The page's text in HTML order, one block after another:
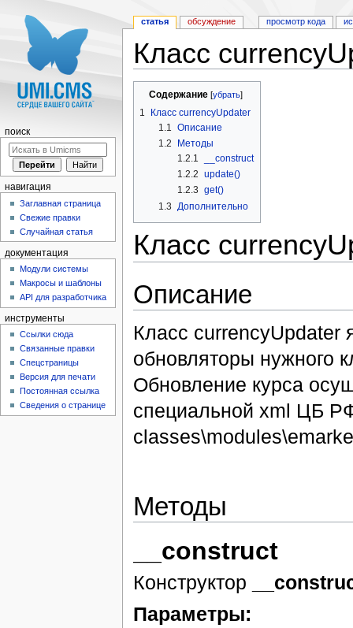
Класс
Содержание[убрать]
1
Класс currencyUpdater
1.1
Описание
1.2
Методы
1.2.1
__construct
1.2.2 update()
1.2.3 get()
1.3
Дополнительно
Класс
Описание
Класс currencyUpdater
обновляторы нужного
Обновление курса
специальной xml ЦБ
Методы
__construct
Конструктор
Параметры:
статья обсуждение просмотр кода
поиск
навигация
Заглавная страница
Свежие правки
Случайная статья
документация
Модули системы
Макросы и шаблоны
API для разработчика
инструменты
Ссылки сюда
Связанные правки
Спецстраницы
Версия для печати
Постоянная ссылка
Сведения о странице